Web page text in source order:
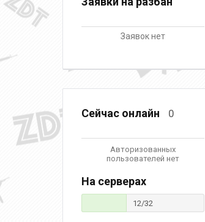
Заявок нет
Сейчас онлайн 0
Авторизованных
пользователей нет
На серверах
12/32